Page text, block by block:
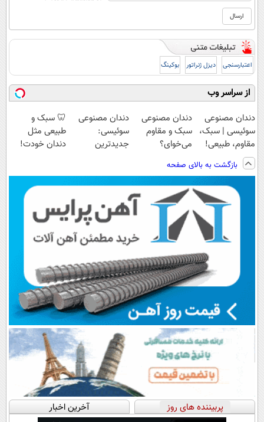
اعتبارسنجی دیزل ژنراتور بوکینگ
از سراسر وب
دندان مصنوعی
سوئیسی | سبک،
مقاوم، طبیعی!
ویزیت
رایگان+پرداخت
اقساطی😍
دندان مصنوعی
سبک و مقاوم
می‌خوای؟
هم داریم!😍 |
📍تهران
دندان مصنوعی
سوئیسی:
جدیدترین
پرداخت قسطی
🦷 سبک و
طبیعی مثل
دندان خودت!
💳 📍 تهران
بازگشت به بالای صفحه
پربیننده های روز آخرین اخبار